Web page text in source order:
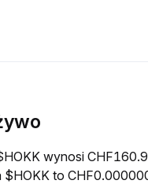
wynosi
$HOKK to